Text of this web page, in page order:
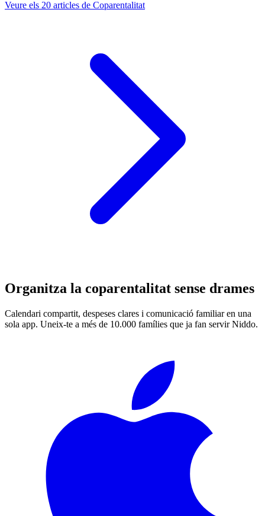
Veure els 20 articles de Coparentalitat
Organitza la coparentalitat sense drames
Calendari compartit, despeses clares i comunicació familiar en una
sola app. Uneix-te a més de 10.000 famílies que ja fan servir Niddo.